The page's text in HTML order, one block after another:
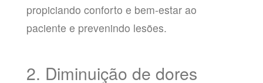
propiciando conforto e bem-estar ao
paciente e prevenindo lesões.
2. Diminuição de dores